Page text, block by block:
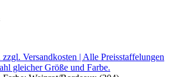
Versandkosten | Alle Preisstaffelungen
gleicher Größe und Farbe.